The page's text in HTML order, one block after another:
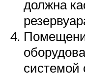
должна
системой